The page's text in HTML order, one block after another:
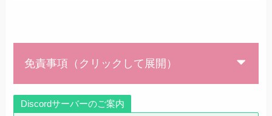
免責事項（クリックして展開）
Discordサーバーのご案内